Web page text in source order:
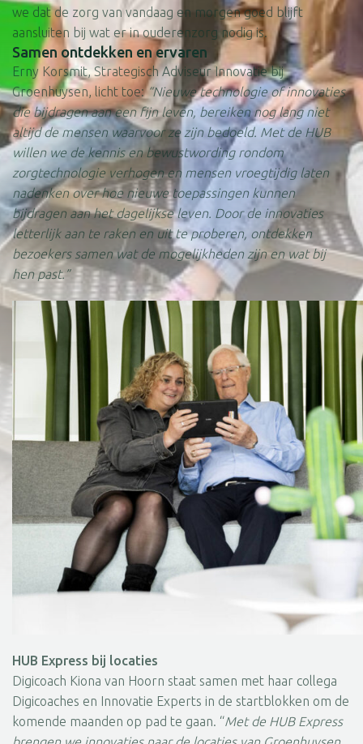
we dat de zorg van vandaag en morgen goed blijft
aansluiten bij wat er in ouderenzorg nodig is.
Samen ontdekken en ervaren
Erny Korsmit, Strategisch Adviseur Innovatie bij
Groenhuysen, licht toe:“Nieuwe technologie of innovaties
die bijdragen aan een fijn leven, bereiken nog lang niet
altijd de mensen waarvoor ze zijn bedoeld. Met de HUB
willen we de kennis en bewustwording rondom
zorgtechnologie verhogen en mensen vroegtijdig laten
nadenken over hoe nieuwe toepassingen kunnen
bijdragen aan het dagelijkse leven. Door de innovaties
letterlijk aan te raken en uit te proberen, ontdekken
bezoekers samen wat de mogelijkheden zijn en wat bij
hen past.”
HUB Express bij locaties
Digicoach Kiona van Hoorn staat samen met haar collega
Digicoaches en Innovatie Experts in de startblokken om de
komende maanden op pad te gaan. “Met de HUB Express